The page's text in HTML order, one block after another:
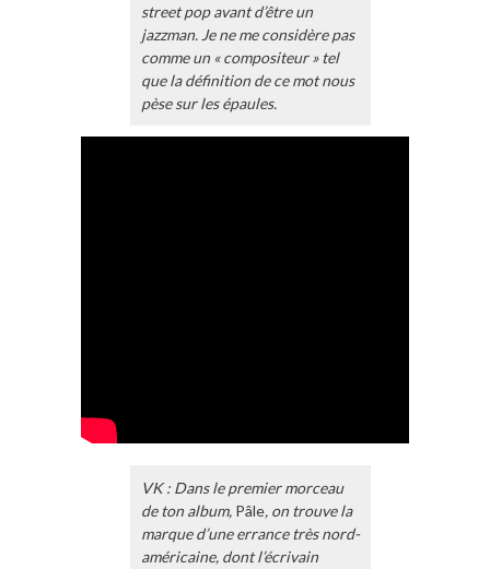
street pop avant d’être un
jazzman. Je ne me considère pas
comme un « compositeur » tel
que la définition de ce mot nous
pèse sur les épaules.
VK : Dans le premier morceau
de ton album, Pâle, on trouve la
marque d’une errance très nord-
américaine, dont l’écrivain